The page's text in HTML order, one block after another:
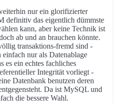
nur ein glorifizierter
definitiv das eigentlich dümmste
kann, aber keine Technik ist
ab und an brauchen könnte.
transaktions-fremd sind -
nur als Datenablage
es ein echtes fachliches
Integrität vorliegt -
Datenbank benutzen deren
Da ist MySQL und
die bessere Wahl.